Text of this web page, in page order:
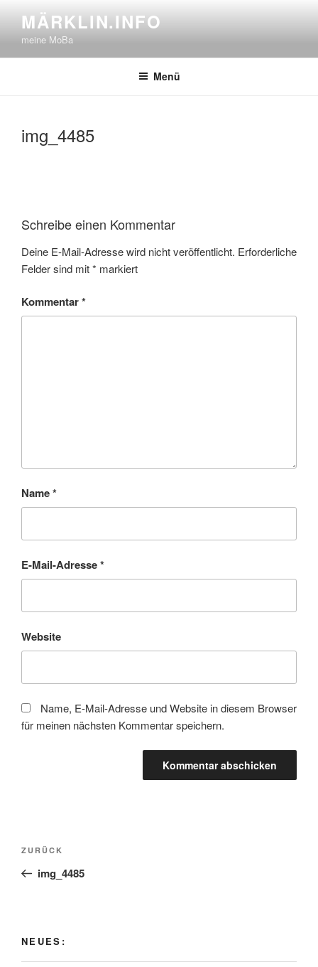
springen
MÄRKLIN.INFO
meine MoBa
Menü
img_4485
Schreibe einen Kommentar
Deine E-Mail-Adresse wird nicht veröffentlicht. Erforderliche
Felder sind mit* markiert
Kommentar*
Name*
E-Mail-Adresse*
Website
Name, E-Mail-Adresse und Website in diesem Browser
für meinen nächsten Kommentar speichern.
Beitragsnavigation
Vorheriger
Beitrag
ZURÜCK
img_4485
NEUES: